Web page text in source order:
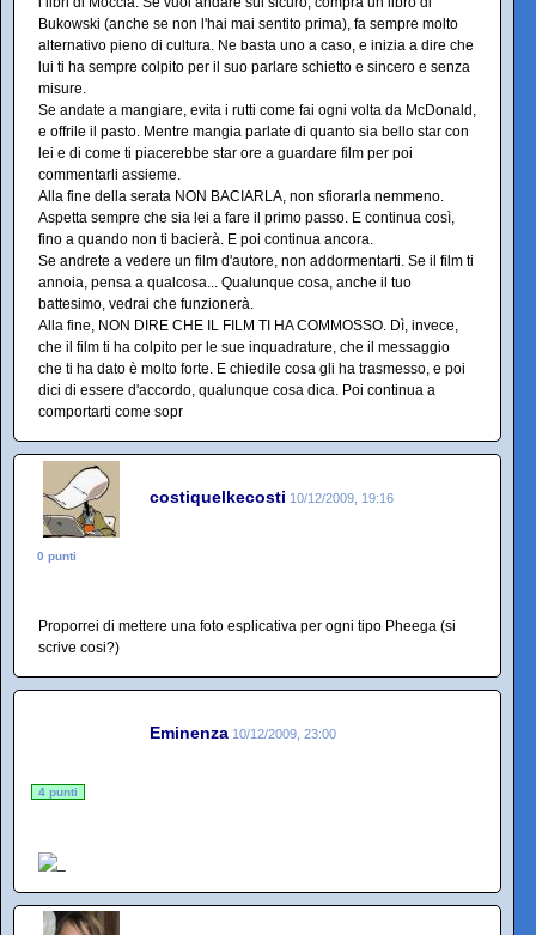
Bukowski (anche se non l'hai mai sentito prima), fa sempre molto
alternativo pieno di cultura. Ne basta uno a caso, e inizia a dire che
lui ti ha sempre colpito per il suo parlare schietto e sincero e senza
misure.
Se andate a mangiare, evita i rutti come fai ogni volta da McDonald,
e offrile il pasto. Mentre mangia parlate di quanto sia bello star con
lei e di come ti piacerebbe star ore a guardare film per poi
commentarli assieme.
Alla fine della serata NON BACIARLA, non sfiorarla nemmeno.
Aspetta sempre che sia lei a fare il primo passo. E continua così,
fino a quando non ti bacierà. E poi continua ancora.
Se andrete a vedere un film d'autore, non addormentarti. Se il film ti
annoia, pensa a qualcosa... Qualunque cosa, anche il tuo
battesimo, vedrai che funzionerà.
Alla fine, NON DIRE CHE IL FILM TI HA COMMOSSO. Dì, invece,
che il film ti ha colpito per le sue inquadrature, che il messaggio
che ti ha dato è molto forte. E chiedile cosa gli ha trasmesso, e poi
dici di essere d'accordo, qualunque cosa dica. Poi continua a
comportarti come sopr
costiquelkecosti 10/12/2009, 19:16
0 punti
Proporrei di mettere una foto esplicativa per ogni tipo Pheega (si
scrive cosi?)
Eminenza 10/12/2009, 23:00
4 punti